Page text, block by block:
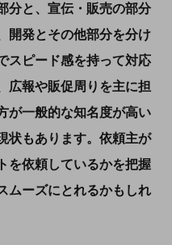
分と、宣伝・販売の部分
開発とその他部分を分け
スピード感を持って対応
広報や販促周りを主に担
が一般的な知名度が高い
もあります。 依頼主が
を依頼しているかを把握
ムーズにとれるかもしれ